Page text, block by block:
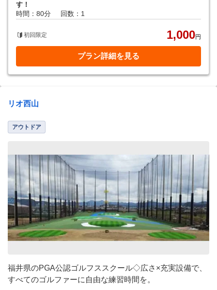
す！
時間：80分
回数：1
初回限定 1,000円
プラン詳細を見る
リオ西山
アウトドア
福井県のPGA公認ゴルフススクール◇広さ×充実設備で、
すべてのゴルファーに自由な練習時間を。